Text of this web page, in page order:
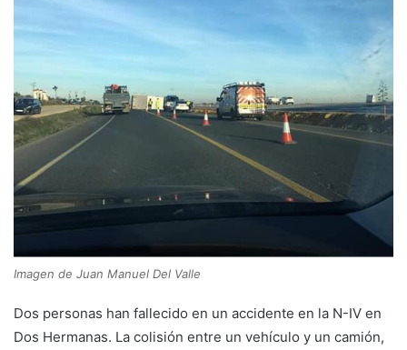
Imagen de Juan Manuel Del Valle
Dos personas han fallecido en un accidente en la N-IV en
Dos Hermanas. La colisión entre un vehículo y un camión,